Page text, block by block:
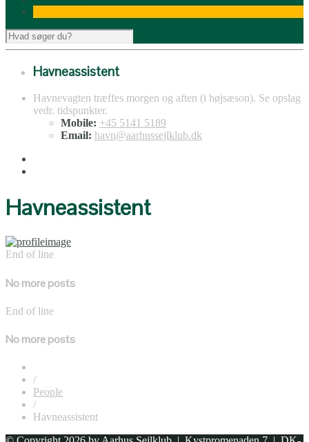
Havneassistent
Havnevagten træffes morgen og aften (i højsæson). Se opslag
vedr. tidspunkter.
Mobile: +45 5141 5189
Email: havn@aarhussejlklub.dk
Havneassistent
End of line
No more posts
End of line
No more posts
/
People
/
Havneassistent